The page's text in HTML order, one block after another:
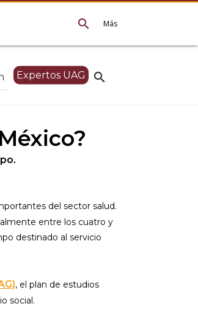
Más
search
search
Expertos UAG
del sector salud.
entre los cuatro y
destinado al servicio
, el plan de estudios
social.